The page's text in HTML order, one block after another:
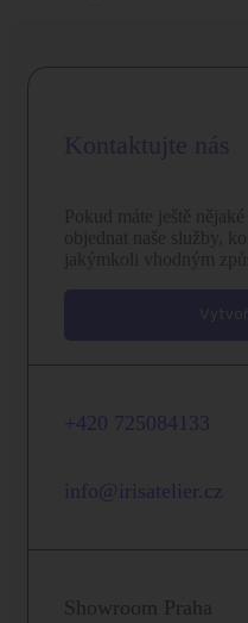
+420 725084133
info@irisatelier.cz
Showroom Praha